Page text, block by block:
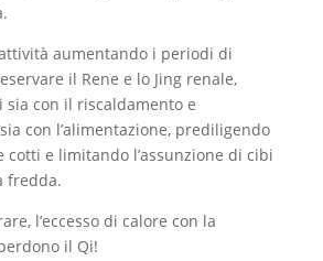
aumentando i periodi di
il Rene e lo Jing renale,
sia con il riscaldamento e
con l’alimentazione, prediligendo
e limitando l’assunzione di cibi
fredda.
l’eccesso di calore con la
il Qi!